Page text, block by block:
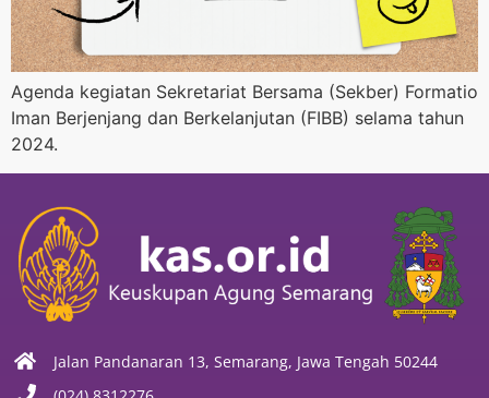
Agenda kegiatan Sekretariat Bersama (Sekber) Formatio
Iman Berjenjang dan Berkelanjutan (FIBB) selama tahun
2024.
Jalan Pandanaran 13, Semarang, Jawa Tengah 50244